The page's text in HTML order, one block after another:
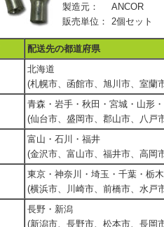
製造元：
ANCOR
販売単位：
2個セット
配送先の都道府県
北海道
(札幌市、函館市、旭川市、室蘭
青森・岩手・秋田・宮城・山形
(仙台市、盛岡市、郡山市、八戸
富山・石川・福井
(金沢市、富山市、福井市、高岡
東京・神奈川・埼玉・千葉・栃
(横浜市、川崎市、前橋市、水戸
長野・新潟
(新潟市、長野市、松本市、長岡